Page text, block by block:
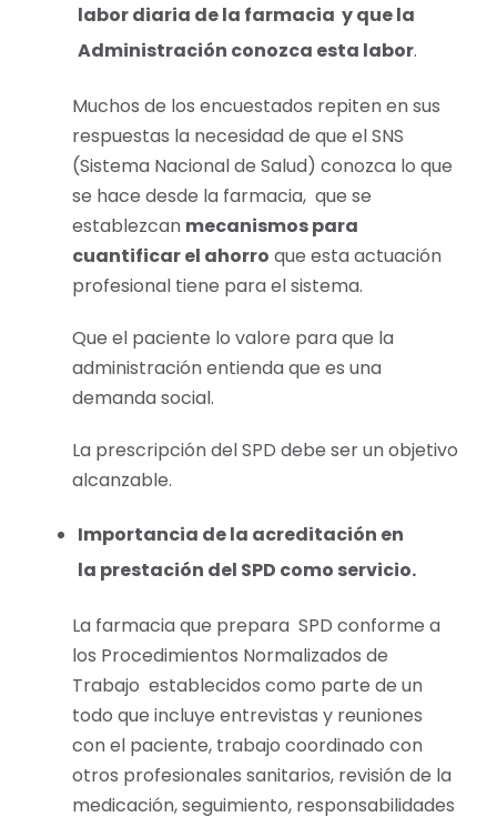
labor diaria de la farmacia y que la
Administración conozca esta labor.
Muchos de los encuestados repiten en sus
respuestas la necesidad de que el SNS
(Sistema Nacional de Salud) conozca lo que
se hace desde la farmacia, que se
establezcan mecanismos para
cuantificar el ahorro que esta actuación
profesional tiene para el sistema.
Que el paciente lo valore para que la
administración entienda que es una
demanda social.
La prescripción del SPD debe ser un objetivo
alcanzable.
Importancia de la acreditación en
la prestación del SPD como servicio.
La farmacia que prepara SPD conforme a
los Procedimientos Normalizados de
Trabajo establecidos como parte de un
todo que incluye entrevistas y reuniones
con el paciente, trabajo coordinado con
otros profesionales sanitarios, revisión de la
medicación, seguimiento, responsabilidades